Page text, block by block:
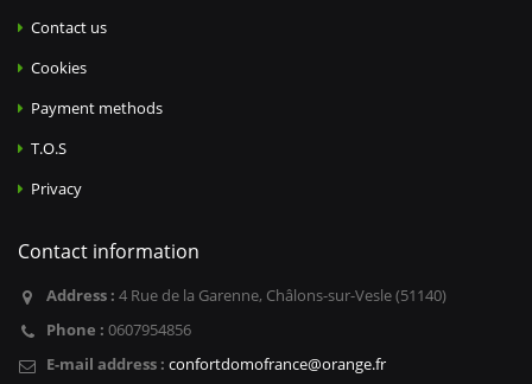
Contact us
Cookies
Payment methods
T.O.S
Privacy
Contact information
Address : 4 Rue de la Garenne, Châlons-sur-Vesle (51140)
Phone : 0607954856
E-mail address : confortdomofrance@orange.fr